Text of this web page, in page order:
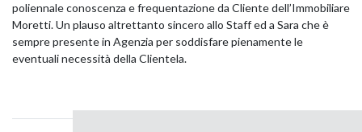
poliennale conoscenza e frequentazione da Cliente dell’Immobiliare
Moretti. Un plauso altrettanto sincero allo Staff ed a Sara che è
sempre presente in Agenzia per soddisfare pienamente le
eventuali necessità della Clientela.